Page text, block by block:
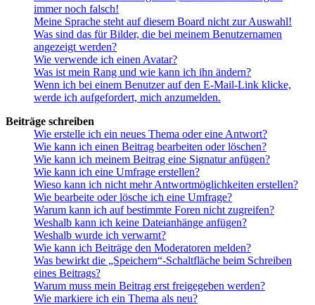
immer noch falsch!
Meine Sprache steht auf diesem Board nicht zur Auswahl!
Was sind das für Bilder, die bei meinem Benutzernamen
angezeigt werden?
Wie verwende ich einen Avatar?
Was ist mein Rang und wie kann ich ihn ändern?
Wenn ich bei einem Benutzer auf den E-Mail-Link klicke,
werde ich aufgefordert, mich anzumelden.
Beiträge schreiben
Wie erstelle ich ein neues Thema oder eine Antwort?
Wie kann ich einen Beitrag bearbeiten oder löschen?
Wie kann ich meinem Beitrag eine Signatur anfügen?
Wie kann ich eine Umfrage erstellen?
Wieso kann ich nicht mehr Antwortmöglichkeiten erstellen?
Wie bearbeite oder lösche ich eine Umfrage?
Warum kann ich auf bestimmte Foren nicht zugreifen?
Weshalb kann ich keine Dateianhänge anfügen?
Weshalb wurde ich verwarnt?
Wie kann ich Beiträge den Moderatoren melden?
Was bewirkt die „Speichern“-Schaltfläche beim Schreiben
eines Beitrags?
Warum muss mein Beitrag erst freigegeben werden?
Wie markiere ich ein Thema als neu?